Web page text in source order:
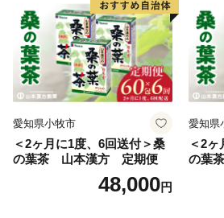
愛知県小牧市
＜2ヶ月に1度、6回送付＞桑
の葉茶 山本漢方 定期便
48,000円
愛知県
＜2ヶ
の葉